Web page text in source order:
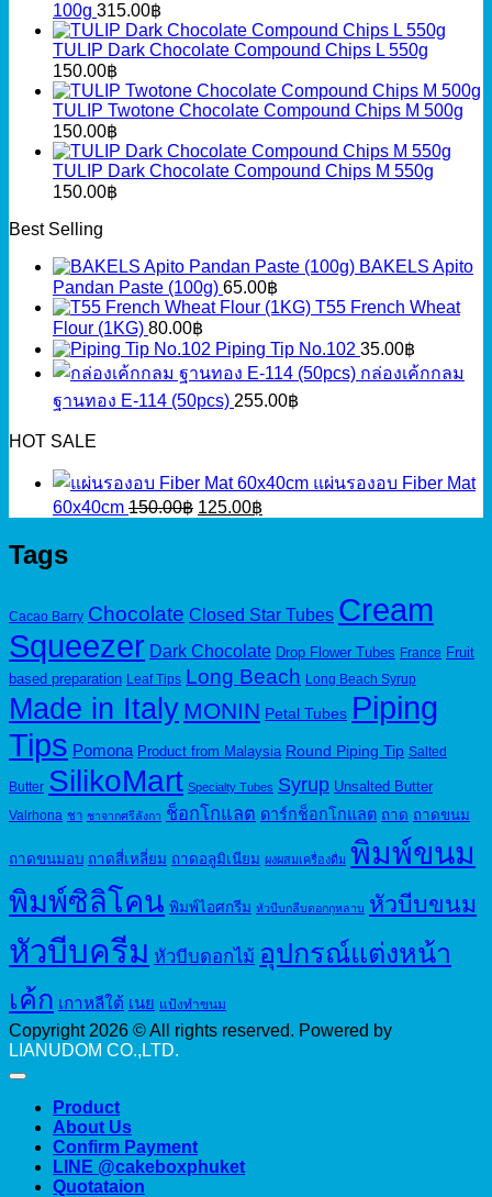
100g 315.00฿
TULIP Dark Chocolate Compound Chips L 550g
150.00฿
TULIP Twotone Chocolate Compound Chips M 500g
150.00฿
TULIP Dark Chocolate Compound Chips M 550g
150.00฿
Best Selling
BAKELS Apito
Pandan Paste (100g) 65.00฿
T55 French Wheat
Flour (1KG) 80.00฿
Piping Tip No.102 35.00฿
กล่องเค้กกลม
ฐานทอง E-114 (50pcs) 255.00฿
HOT SALE
แผ่นรองอบ Fiber Mat
60x40cm 150.00฿ Original
125.00฿
Tags
Cacao Barry Chocolate Closed Star Tubes Cream
Squeezer Dark Chocolate Drop Flower Tubes France Fruit
based preparation Leaf Tips Long Beach Long Beach Syrup
Made in Italy MONIN Petal Tubes Piping
Tips Pomona Product from Malaysia Round Piping Tip Salted
Butter SilikoMart Specialty Tubes Syrup Unsalted Butter
Valrhona ชา ชาจากศรีลังกา ช็อกโกแลต ดาร์กช็อกโกแลต ถาด ถาดขนม
ถาดขนมอบ ถาดสี่เหลี่ยม ถาดอลูมิเนียม ผงผสมเครื่องดื่ม พิมพ์ขนม
พิมพ์ซิลิโคน พิมพ์ไอศกรีม หัวบีบกลีบดอกกุหลาบ หัวบีบขนม
หัวบีบครีม หัวบีบดอกไม้ อุปกรณ์แต่งหน้า
เค้ก เกาหลีใต้ เนย แป้งทำขนม
Copyright 2026 © All rights reserved. Powered by
LIANUDOM CO.,LTD.
Product
About Us
Confirm Payment
LINE @cakeboxphuket
Quotataion